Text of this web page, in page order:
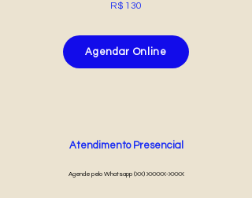
R$ 130
Agendar Online
Atendimento Presencial
Agende pelo Whatsapp (XX) XXXXX-XXXX